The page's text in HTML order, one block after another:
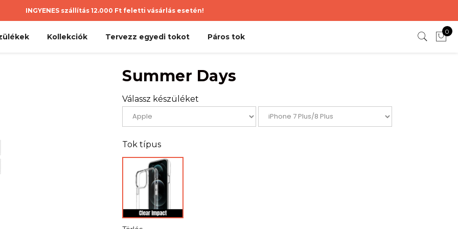
INGYENES szállítás 12.000 Ft feletti vásárlás esetén!
Kollekciók Tervezz egyedi tokot Páros tok
0
Summer Days
Válassz készüléket
Tok típus